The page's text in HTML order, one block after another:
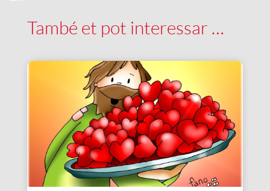
També et pot interessar …